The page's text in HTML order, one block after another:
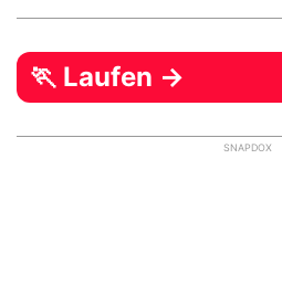
🏃 Laufen →
SNAPDOX